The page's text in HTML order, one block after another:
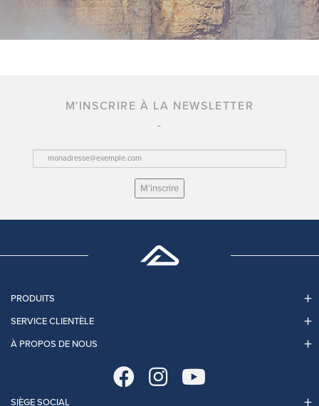
M'INSCRIRE À LA NEWSLETTER
M’inscrire
PRODUITS
SERVICE CLIENTÈLE
À PROPOS DE NOUS
SIÈGE SOCIAL